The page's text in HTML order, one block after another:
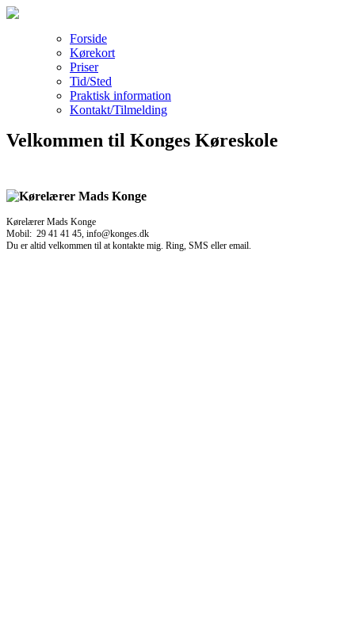
Forside
Kørekort
Priser
Tid/Sted
Praktisk information
Kontakt/Tilmelding
Velkommen til Konges Køreskole
Kørelærer Mads Konge
Mobil: 29 41 41 45, info@konges.dk
Du er altid velkommen til at kontakte mig. Ring, SMS eller email.